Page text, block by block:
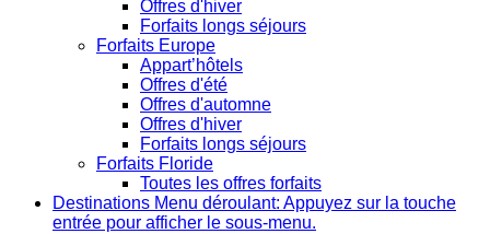
Offres d'hiver
Forfaits longs séjours
Forfaits Europe
Appart’hôtels
Offres d'été
Offres d'automne
Offres d'hiver
Forfaits longs séjours
Forfaits Floride
Toutes les offres forfaits
Destinations Menu déroulant: Appuyez sur la touche
entrée pour afficher le sous-menu.